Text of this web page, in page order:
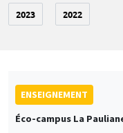
2023 2022
ENSEIGNEMENT
Éco-campus La